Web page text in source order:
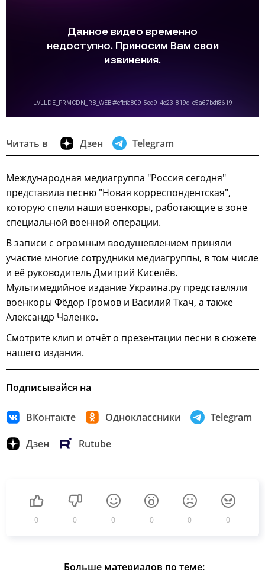
Читать в Дзен Telegram
Международная медиагруппа "Россия сегодня"
представила песню "Новая корреспондентская",
которую спели наши военкоры, работающие в зоне
специальной военной операции.
В записи с огромным воодушевлением приняли
участие многие сотрудники медиагруппы, в том числе
и её руководитель Дмитрий Киселёв.
Мультимедийное издание Украина.ру представляли
военкоры Фёдор Громов и Василий Ткач, а также
Александр Чаленко.
Смотрите клип и отчёт о презентации песни в сюжете
нашего издания.
Подписывайся на
ВКонтакте Одноклассники Telegram
Дзен Rutube
0 0 0 0 0 0
Больше материалов по теме: